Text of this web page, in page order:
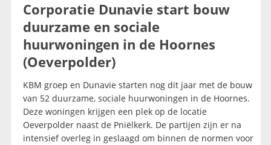
Corporatie Dunavie start bouw
duurzame en sociale
huurwoningen in de Hoornes
(Oeverpolder)
KBM groep en Dunavie starten nog dit jaar met de bouw
van 52 duurzame, sociale huurwoningen in de Hoornes.
Deze woningen krijgen een plek op de locatie
Oeverpolder naast de Pniëlkerk. De partijen zijn er na
intensief overleg in geslaagd om binnen de normen voor